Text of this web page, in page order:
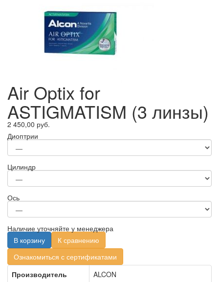
Air Optix for
ASTIGMATISM (3 линзы)
2 450,00 руб.
Диоптрии
Цилиндр
Ось
Наличие уточняйте у менеджера
В корзину
К сравнению
Ознакомиться с сертификатами
Производитель
ALCON